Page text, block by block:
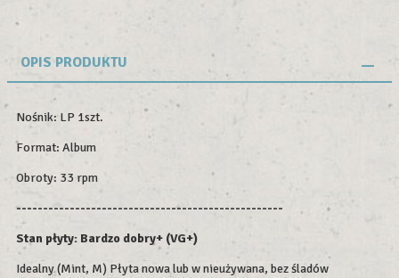
OPIS PRODUKTU
Nośnik: LP 1szt.
Format: Album
Obroty: 33 rpm
--------------------------------------------------
Stan płyty: Bardzo dobry+ (VG+)
Idealny (Mint, M) Płyta nowa lub w nieużywana, bez śladów